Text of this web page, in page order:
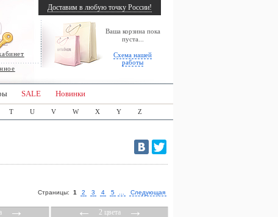
Ваша корзина пока
пуста...
Схема нашей
работы
Доставим в любую точку России!
SALE Новинки
T U V W X Y Z
Страницы: 1 2 3 4 5 Следующая
→ ←2 цвета→